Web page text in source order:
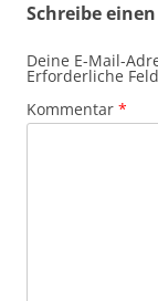
Schreibe
Deine E-Mail-
Erforderliche
Kommentar *